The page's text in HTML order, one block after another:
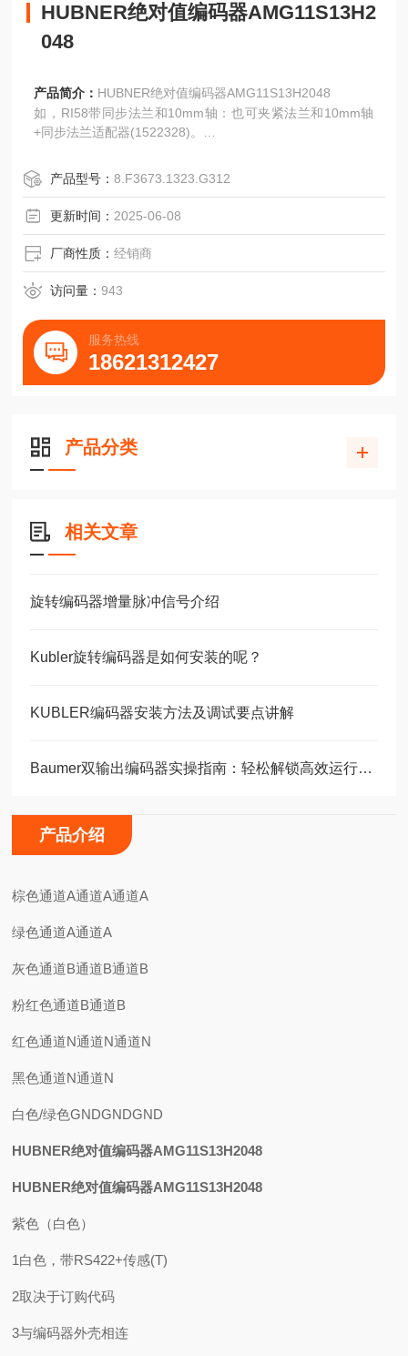
HUBNER绝对值编码器AMG11S13H2
048
产品简介： HUBNER绝对值编码器AMG11S13H2048
如，RI58带同步法兰和10mm轴：也可夹紧法兰和10mm轴
+同步法兰适配器(1522328)。
RI58-Ｔ;4...2500
Ａ=直流5VE=直流10V-30V
T=RS422+报警R=RS422+传感K=推挽
C=Conin,轴向,顺时针C=Conin,轴向,顺时针C=Conin,轴向,顺
时针
D
产品型号：8.F3673.1323.G312
更新时间： 2025-06-08
厂商性质：经销商
访问量：943
服务热线
18621312427
产品分类
相关文章
旋转编码器增量脉冲信号介绍
Kubler旋转编码器是如何安装的呢？
KUBLER编码器安装方法及调试要点讲解
Baumer双输出编码器实操指南：轻松解锁高效运行的核心步骤！
产品介绍
棕色通道A通道A通道A
绿色通道A通道A
灰色通道B通道B通道B
粉红色通道B通道B
红色通道N通道N通道N
黑色通道N通道N
白色/绿色GNDGNDGND
HUBNER绝对值编码器AMG11S13H2048
HUBNER绝对值编码器AMG11S13H2048
紫色（白色）
1白色，带RS422+传感(T)
2取决于订购代码
3与编码器外壳相连